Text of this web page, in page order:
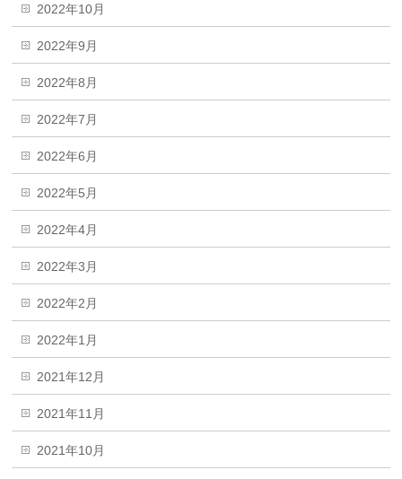
2022年10月
2022年9月
2022年8月
2022年7月
2022年6月
2022年5月
2022年4月
2022年3月
2022年2月
2022年1月
2021年12月
2021年11月
2021年10月